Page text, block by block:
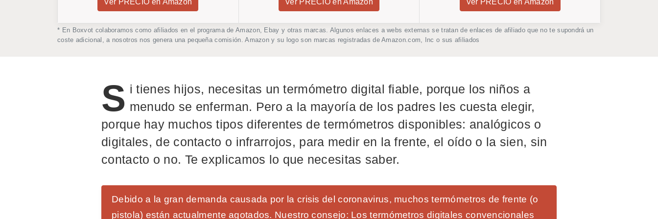
Ver PRECIO en Amazon Ver PRECIO en Amazon Ver PRECIO en Amazon
* En Boxvot colaboramos como afiliados en el programa de Amazon, Ebay y otras marcas. Algunos enlaces a webs externas se tratan de enlaces de afiliado que no te supondrá un
coste adicional, a nosotros nos genera una pequeña comisión. Amazon y su logo son marcas registradas de Amazon.com, Inc o sus afiliados
S i tienes hijos, necesitas un termómetro digital fiable, porque los niños a
menudo se enferman. Pero a la mayoría de los padres les cuesta elegir,
porque hay muchos tipos diferentes de termómetros disponibles: analógicos o
digitales, de contacto o infrarrojos, para medir en la frente, el oído o la sien, sin
contacto o no. Te explicamos lo que necesitas saber.
Debido a la gran demanda causada por la crisis del coronavirus, muchos termómetros de frente (o
pistola) están actualmente agotados. Nuestro consejo: Los termómetros digitales convencionales